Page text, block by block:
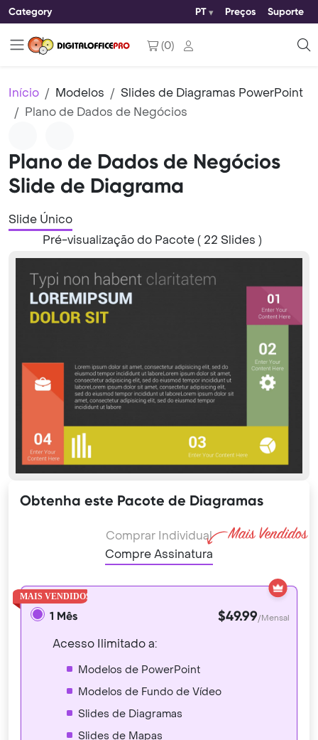
Category PT Preços Suporte
(0)
Início Modelos
Slides de Diagramas PowerPoint
Plano de Dados de Negócios
Plano de Dados de Negócios
Slide de Diagrama
Slide Único
Pré-visualização do Pacote ( 22 Slides )
Obtenha este Pacote de Diagramas
Comprar Individual
Compre Assinatura
1 Mês $49.99/Mensal
Acesso Ilimitado a:
Modelos de PowerPoint
Modelos de Fundo de Vídeo
Slides de Diagramas
Slides de Mapas